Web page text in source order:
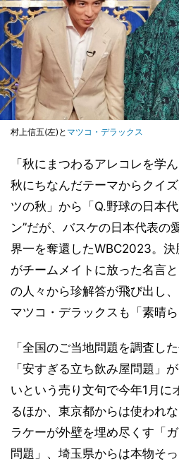
村上信五(左)と マツコ・デラックス
「秋にまつわるアレコレを学
秋にちなんだテーマからクイ
ツの秋」から「Q.野球の日本
ン”だが、バスケの日本代表の
界一を奪還したWBC2023。
がチームメイトに放った名言
の人々から珍解答が飛び出し
マツコ・デラックスも「素晴ら
「全国のご当地問題を調査し
「安すぎる立ち飲み屋問題」
いという売り文句で今年1月に
るほか、東京都からは使われ
ラケーが外壁を埋め尽くす「
問題」、埼玉県からは本物そ